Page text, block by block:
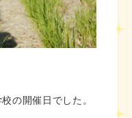
の開催日でした。